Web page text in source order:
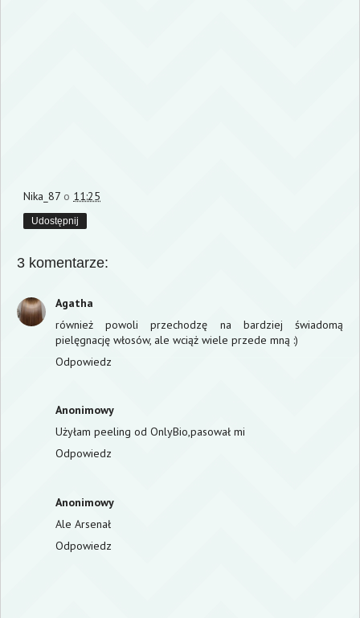
Nika_87 o 11:25
Udostępnij
3 komentarze:
Agatha
również powoli przechodzę na bardziej świadomą
pielęgnację włosów, ale wciąż wiele przede mną :)
Odpowiedz
Anonimowy
Użyłam peeling od OnlyBio,pasował mi
Odpowiedz
Anonimowy
Ale Arsenał
Odpowiedz